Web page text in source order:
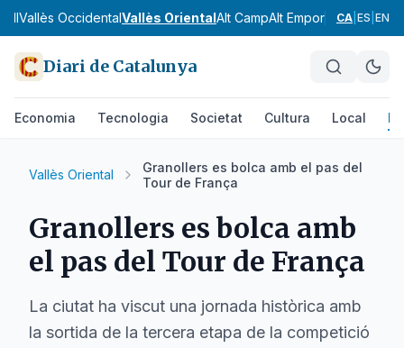
Vallès OccidentalVallès OrientalAlt CampAlt EmpordàAlt
CA ES EN
Diari de Catalunya
Economia Tecnologia Societat Cultura Local
Vallès Oriental
Granollers es bolca amb el pas del
Tour de França
Granollers es bolca amb
el pas del Tour de França
La ciutat ha viscut una jornada històrica amb
la sortida de la tercera etapa de la competició